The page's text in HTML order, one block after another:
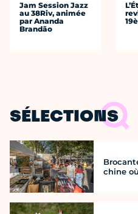
Jam Session Jazz
au 38Riv, animée
par Ananda
Brandão
SÉLECTIONS
chine